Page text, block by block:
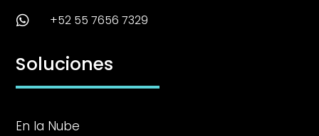
 +52 55 7656 7329
Soluciones
En la Nube